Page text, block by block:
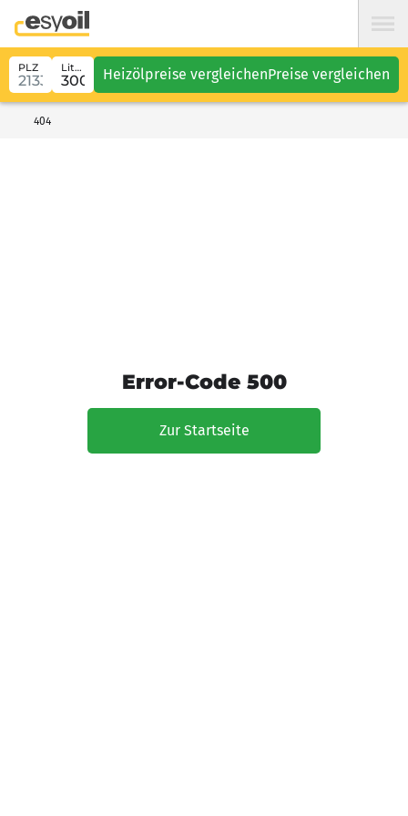
PLZ Liter Heizölpreise vergleichenPreise vergleichen
404
Error-Code 500
Zur Startseite